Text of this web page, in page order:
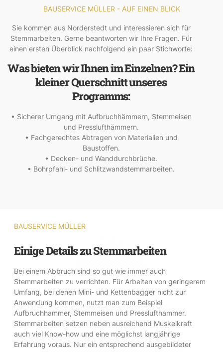
BAUSERVICE MÜLLER - AUF EINEN BLICK
Sie kommen aus Norderstedt und interessieren sich für
Stemmarbeiten. Gerne beantworten wir Ihre Fragen. Für
einen ersten Überblick nachfolgend ein paar Stichworte:
Was bieten wir Ihnen im Einzelnen? Ein
kleiner Querschnitt unseres
Programms:
• Sicherer Umgang mit Aufbruchhämmern, Stemmeisen
und Presslufthämmern.
• Fachgerechtes Abtragen von Materialien und
Baustoffen.
• Decken- und Wanddurchbrüche.
• Bohrpfahl- und Schlitzwandstemmarbeiten.
BAUSERVICE MÜLLER
Einige Details zu Stemmarbeiten
Bei einem Abbruch sind so gut wie immer auch
Stemmarbeiten zu verrichten. Für Arbeiten von geringerem
Umfang, bei denen Mini- und Kettenbagger nicht zur
Anwendung kommen, nutzt man zum Beispiel
Aufbruchhammer, Stemmeisen und Presslufthammer.
Stemmarbeiten setzen neben ausreichend Muskelkraft
auch viel Know-how und eine möglichst langjährige
Erfahrung voraus. Nur ein entsprechend ausgebildeter